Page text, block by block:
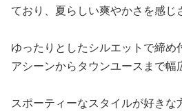
ており、夏らしい爽やかさを感じ
ゆったりとしたシルエットで締め
アシーンからタウンユースまで幅
スポーティーなスタイルが好きな